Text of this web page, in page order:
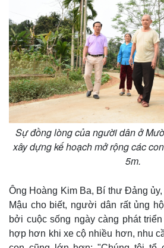
Sự đồng lòng của người dân ở
xây dựng kế hoạch mở rộng các
5m.
Ông Hoàng Kim Ba, Bí thư Đảng
Mậu cho biết, người dân rất ủng
bởi cuộc sống ngày càng phát
hợp hơn khi xe cộ nhiều hơn, nhu